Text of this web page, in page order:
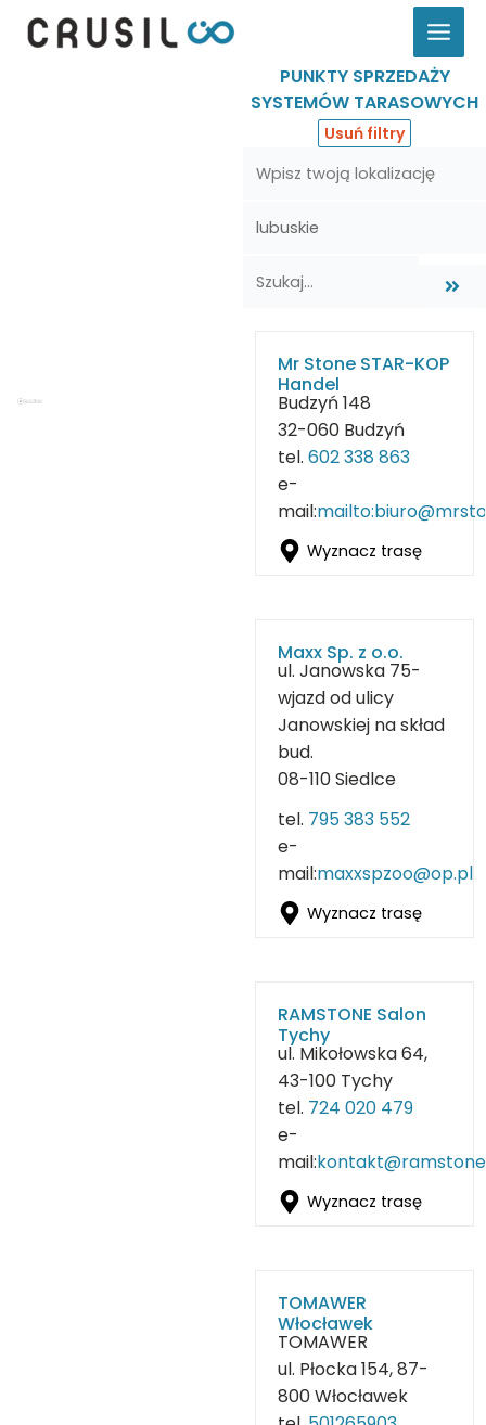
Przejdź
PUNKTY SPRZEDAŻY
SYSTEMÓW TARASOWYCH
Usuń filtry
Mr Stone STAR-KOP
Handel
Budzyń 148
32-060 Budzyń
tel. 602 338 863
e-
mail:
Wyznacz trasę
Maxx Sp. z o.o.
ul. Janowska 75-
wjazd od ulicy
Janowskiej na skład
bud.
08-110 Siedlce
tel. 795 383 552
e-
mail:maxxspzoo@op.pl
Wyznacz trasę
RAMSTONE Salon
Tychy
ul. Mikołowska 64,
43-100 Tychy
tel. 724 020 479
e-
mail:
Wyznacz trasę
TOMAWER
Włocławek
TOMAWER
ul. Płocka 154, 87-
800 Włocławek